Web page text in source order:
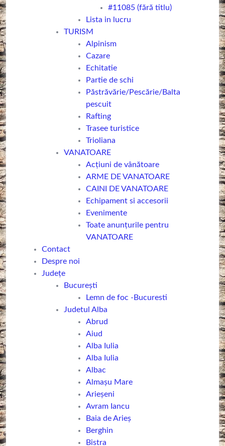
#11085 (fără titlu)
Lista in lucru
TURISM
Alpinism
Cazare
Echitatie
Partie de schi
Păstrăvărie/Pescărie/Balta
pescuit
Rafting
Trasee turistice
Trioliana
VANATOARE
Acțiuni de vânătoare
ARME DE VANATOARE
CAINI DE VANATOARE
Echipament si accesorii
Evenimente
Toate anunțurile pentru
VANATOARE
Contact
Despre noi
Județe
Bucureşti
Lemn de foc -Bucuresti
Judetul Alba
Abrud
Aiud
Alba Iulia
Alba Iulia
Albac
Almașu Mare
Arieșeni
Avram Iancu
Baia de Arieş
Berghin
Bistra